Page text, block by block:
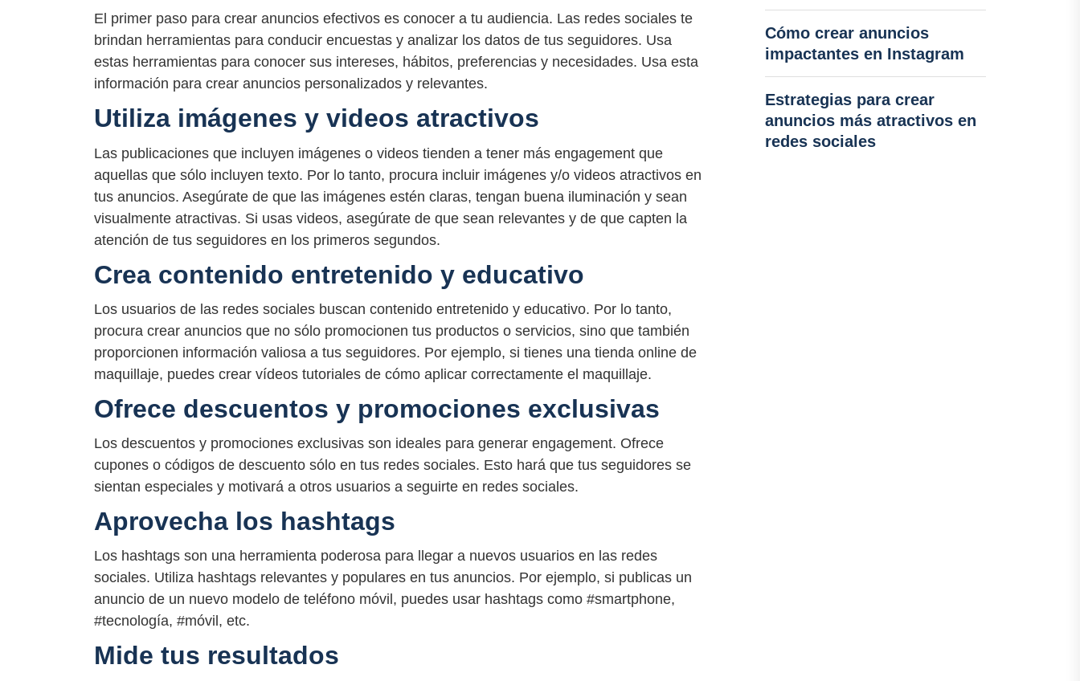
El primer paso para crear anuncios efectivos es conocer a tu audiencia. Las redes sociales te
brindan herramientas para conducir encuestas y analizar los datos de tus seguidores. Usa
estas herramientas para conocer sus intereses, hábitos, preferencias y necesidades. Usa esta
información para crear anuncios personalizados y relevantes.
Utiliza imágenes y videos atractivos
Las publicaciones que incluyen imágenes o videos tienden a tener más engagement que
aquellas que sólo incluyen texto. Por lo tanto, procura incluir imágenes y/o videos atractivos en
tus anuncios. Asegúrate de que las imágenes estén claras, tengan buena iluminación y sean
visualmente atractivas. Si usas videos, asegúrate de que sean relevantes y de que capten la
atención de tus seguidores en los primeros segundos.
Crea contenido entretenido y educativo
Los usuarios de las redes sociales buscan contenido entretenido y educativo. Por lo tanto,
procura crear anuncios que no sólo promocionen tus productos o servicios, sino que también
proporcionen información valiosa a tus seguidores. Por ejemplo, si tienes una tienda online de
maquillaje, puedes crear vídeos tutoriales de cómo aplicar correctamente el maquillaje.
Ofrece descuentos y promociones exclusivas
Los descuentos y promociones exclusivas son ideales para generar engagement. Ofrece
cupones o códigos de descuento sólo en tus redes sociales. Esto hará que tus seguidores se
sientan especiales y motivará a otros usuarios a seguirte en redes sociales.
Aprovecha los hashtags
Los hashtags son una herramienta poderosa para llegar a nuevos usuarios en las redes
sociales. Utiliza hashtags relevantes y populares en tus anuncios. Por ejemplo, si publicas un
anuncio de un nuevo modelo de teléfono móvil, puedes usar hashtags como #smartphone,
#tecnología, #móvil, etc.
Mide tus resultados
Cómo crear anuncios
impactantes en Instagram
Estrategias para crear
anuncios más atractivos en
redes sociales